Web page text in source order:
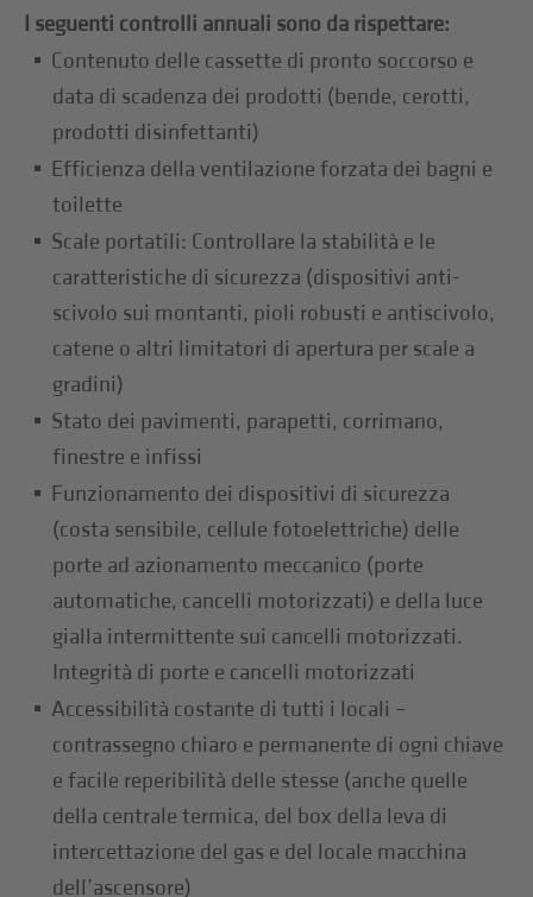
I seguenti controlli annuali sono da rispettare:
Contenuto delle cassette di pronto soccorso e
data di scadenza dei prodotti (bende, cerotti,
prodotti disinfettanti)
Efficienza della ventilazione forzata dei bagni e
toilette
Scale portatili: Controllare la stabilità e le
caratteristiche di sicurezza (dispositivi anti-
scivolo sui montanti, pioli robusti e antiscivolo,
catene o altri limitatori di apertura per scale a
gradini)
Stato dei pavimenti, parapetti, corrimano,
finestre e infissi
Funzionamento dei dispositivi di sicurezza
(costa sensibile, cellule fotoelettriche) delle
porte ad azionamento meccanico (porte
automatiche, cancelli motorizzati) e della luce
gialla intermittente sui cancelli motorizzati.
Integrità di porte e cancelli motorizzati
Accessibilità costante di tutti i locali –
contrassegno chiaro e permanente di ogni chiave
e facile reperibilità delle stesse (anche quelle
della centrale termica, del box della leva di
intercettazione del gas e del locale macchina
dell’ascensore)